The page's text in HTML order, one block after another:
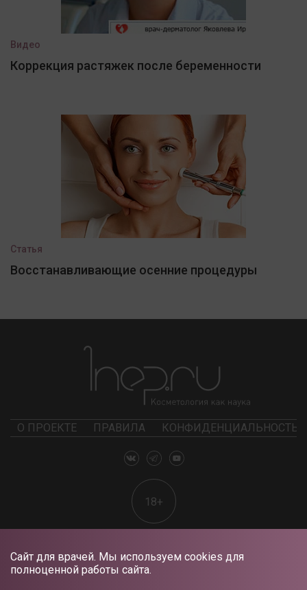
Сайт для врачей. Мы используем cookies для
полноценной работы сайта.
Видео
Коррекция растяжек после беременности
Статья
Восстанавливающие осенние процедуры
О ПРОЕКТЕ ПРАВИЛА КОНФИДЕНЦИАЛЬНОСТЬ
18+